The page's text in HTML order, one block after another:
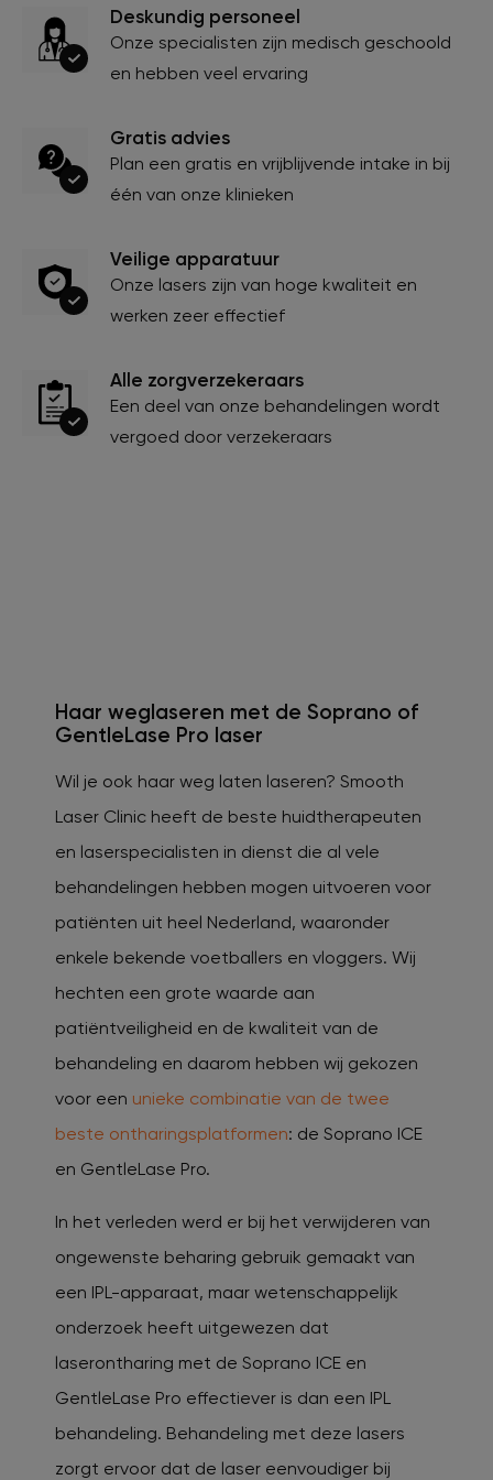
Deskundig personeel
Onze specialisten zijn medisch geschoold
en hebben veel ervaring
Gratis advies
Plan een gratis en vrijblijvende intake in bij
één van onze klinieken
Veilige apparatuur
Onze lasers zijn van hoge kwaliteit en
werken zeer effectief
Alle zorgverzekeraars
Een deel van onze behandelingen wordt
vergoed door verzekeraars
Haar weglaseren met de Soprano of
GentleLase Pro laser
Wil je ook haar weg laten laseren? Smooth
Laser Clinic heeft de beste huidtherapeuten
en laserspecialisten in dienst die al vele
behandelingen hebben mogen uitvoeren voor
patiënten uit heel Nederland, waaronder
enkele bekende voetballers en vloggers. Wij
hechten een grote waarde aan
patiëntveiligheid en de kwaliteit van de
behandeling en daarom hebben wij gekozen
voor een unieke combinatie van de twee
beste ontharingsplatformen: de Soprano ICE
en GentleLase Pro.
In het verleden werd er bij het verwijderen van
ongewenste beharing gebruik gemaakt van
een IPL-apparaat, maar wetenschappelijk
onderzoek heeft uitgewezen dat
laserontharing met de Soprano ICE en
GentleLase Pro effectiever is dan een IPL
behandeling. Behandeling met deze lasers
zorgt ervoor dat de laser eenvoudiger bij